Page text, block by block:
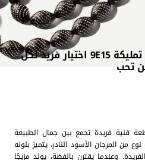
سبحة يسر مع فضة 925 تمليكة 9E15 اختيار فريد لكل
تحب
فضة 925 هي قطعة فنية فريدة تجمع بين جمال الطبيعة
من المرجان الأسود النادر، يتميز بلونه
وعندما يقترن بالفضة، يولد مزيجًا